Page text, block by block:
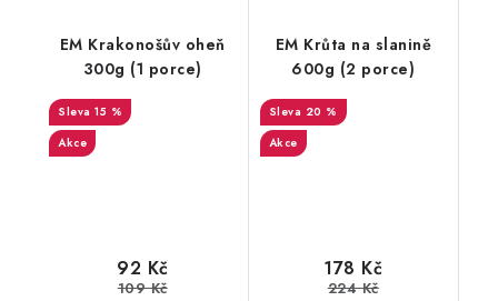
EM Krakonošův oheň
300g (1 porce)
15 %
Akce
92 Kč
109 Kč
EM Krůta na slanině
600g (2 porce)
20 %
Akce
178 Kč
224 Kč